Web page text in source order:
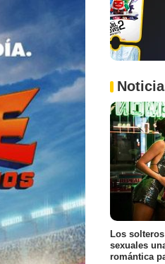
Los
sexuales
romántica